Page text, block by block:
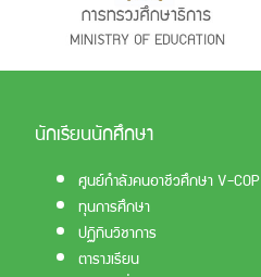
นักเรียนนักศึกษา
ศูนย์กำลังคนอาชีวศึกษา V-COP
ทุนการศึกษา
ปฏิทินวิชาการ
ตารางเรียน